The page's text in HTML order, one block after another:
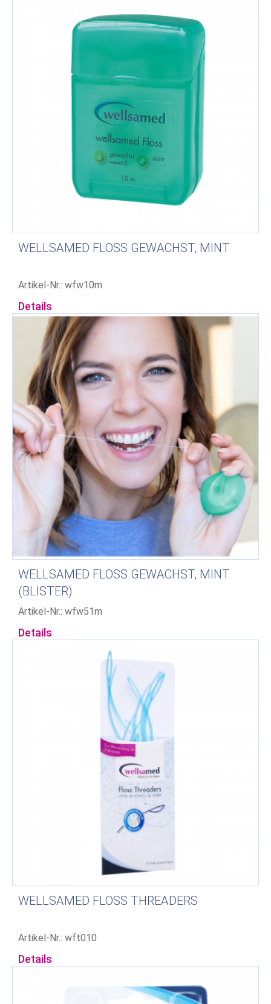
WELLSAMED FLOSS GEWACHST, MINT
Artikel-Nr.: wfw10m
Details
WELLSAMED FLOSS GEWACHST, MINT
(BLISTER)
Artikel-Nr.: wfw51m
Details
WELLSAMED FLOSS THREADERS
Artikel-Nr.: wft010
Details